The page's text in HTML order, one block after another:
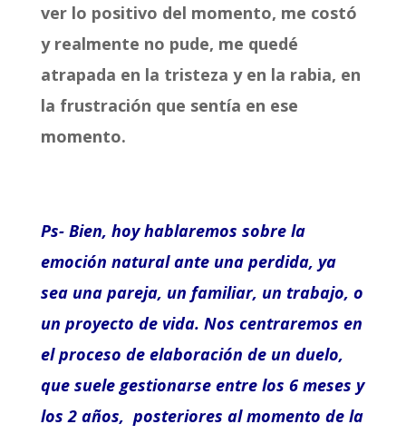
ver lo positivo del momento, me costó
y realmente no pude, me quedé
atrapada en la tristeza y en la rabia, en
la frustración que sentía en ese
momento.
Ps- Bien, hoy hablaremos sobre la
emoción natural ante una perdida, ya
sea una pareja, un familiar, un trabajo, o
un proyecto de vida. Nos centraremos en
el proceso de elaboración de un duelo,
que suele gestionarse entre los 6 meses y
los 2 años, posteriores al momento de la